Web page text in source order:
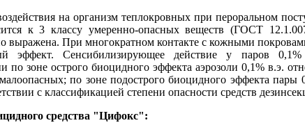
на организм теплокровных при пероральном
к 3 классу умеренно-опасных веществ (ГОСТ
выражена. При многократном контакте с кожными
эффект. Сенсибилизирующее действие у паров
по зоне острого биоцидного эффекта аэрозоли 0,1% в.э.
по зоне подострого биоцидного эффекта пары
с классификацией степени опасности средств
средства "Цифокс":